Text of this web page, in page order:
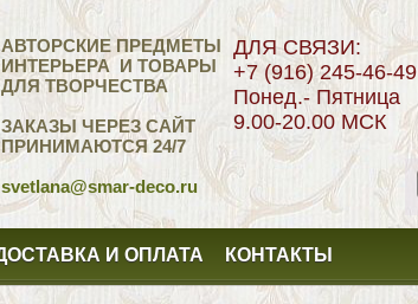
АВТОРСКИЕ ПРЕДМЕТЫ
ИНТЕРЬЕРА И ТОВАРЫ
ДЛЯ ТВОРЧЕСТВА
ЗАКАЗЫ ЧЕРЕЗ САЙТ
ПРИНИМАЮТСЯ 24/7
svetlana@smar-deco.ru
ДЛЯ СВЯЗИ:
+7 (916) 245-46-49
Понед.- Пятница
9.00-20.00 МСК
И ОПЛАТА КОНТАКТЫ